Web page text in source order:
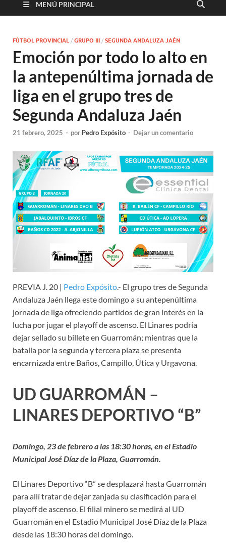
MENÚ PRINCIPAL
FÚTBOL PROVINCIAL / GRUPO III / SEGUNDA ANDALUZA JAÉN
Emoción por todo lo alto en
la antepenúltima jornada de
liga en el grupo tres de
Segunda Andaluza Jaén
21 febrero, 2025 - por Pedro Expósito - Dejar un comentario
PREVIA J. 20 | Pedro Expósito.- El grupo tres de Segunda
Andaluza Jaén llega este domingo a su antepenúltima
jornada de liga ofreciendo partidos de gran interés en la
lucha por jugar el playoff de ascenso. El Linares podría
dejar sellado su billete en Guarromán; mientras que la
batalla por la segunda y tercera plaza se presenta
encarnizada entre Baños, Campillo, Útica y Urgavona.
UD GUARROMÁN –
LINARES DEPORTIVO “B”
Domingo, 23 de febrero a las 18:30 horas, en el Estadio
Municipal José Díaz de la Plaza, Guarromán.
El Linares Deportivo “B” se desplazará hasta Guarromán
para allí tratar de dejar zanjada su clasificación para el
playoff de ascenso. El filial minero se medirá al UD
Guarromán en el Estadio Municipal José Díaz de la Plaza
desde las 18:30 horas del domingo.